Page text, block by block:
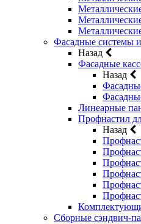
Фасадные системы
Назад
Фасадные
Назад
Линеарные
Профнастил
Назад
Сборные сэндвич-